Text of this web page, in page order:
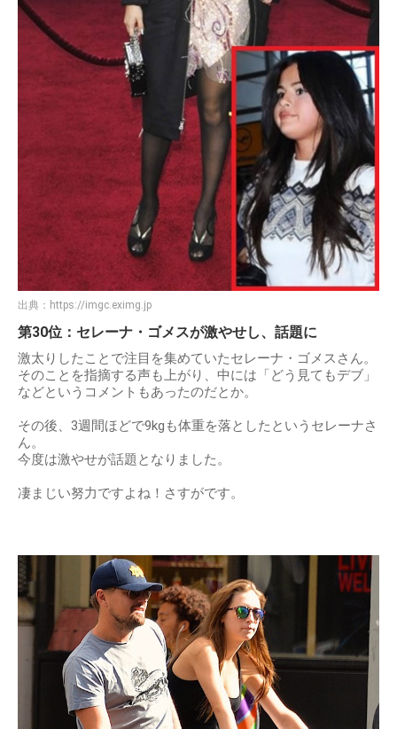
出典： https://imgc.eximg.jp
第30位：セレーナ・ゴメスが激やせし、話題に
激太りしたことで注目を集めていたセレーナ・ゴメスさん。
そのことを指摘する声も上がり、中には「どう見てもデブ」
などというコメントもあったのだとか。
その後、3週間ほどで9kgも体重を落としたというセレーナさ
ん。
今度は激やせが話題となりました。
凄まじい努力ですよね！さすがです。